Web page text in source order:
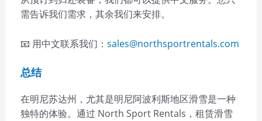
需告诉我们需求，其余我们来安排。
📧 用中文联系我们： sales@northsportrentals.com
总结
在明尼苏达州，尤其是明尼阿波利斯地区滑雪是一种
独特的体验。通过 North Sport Rentals，租赁滑雪